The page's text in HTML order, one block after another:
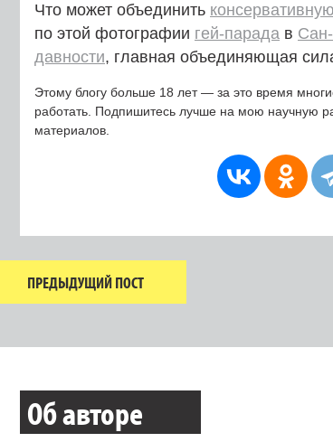
Что может объединить консервативную
по этой фотографии гей-парада в
давности, главная объединяющая
Этому блогу больше 18 лет — за это время
работать. Подпишитесь лучше на мою научную
материалов.
ПРЕДЫДУЩИЙ ПОСТ
Об авторе